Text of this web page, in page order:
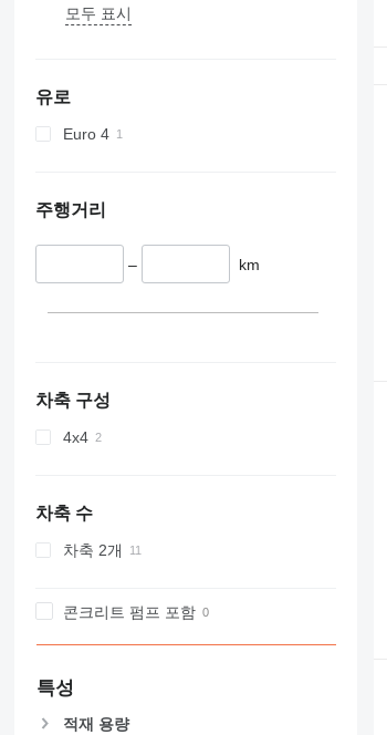
모두 표시
유로
Euro 4
주행거리
– km
차축 구성
4x4
차축 수
차축 2개
콘크리트 펌프 포함
특성
적재 용량